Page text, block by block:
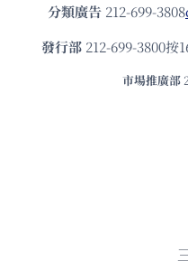
分類廣告 212-699-3808
發⾏部 212-699-3800按
市場推廣部